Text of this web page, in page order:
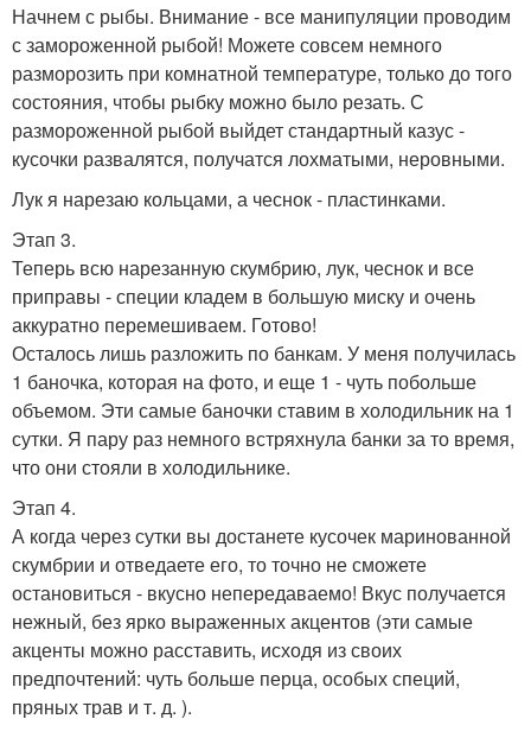
Начнем с рыбы. Внимание - все манипуляции проводим
с замороженной рыбой! Можете совсем немного
разморозить при комнатной температуре, только до того
состояния, чтобы рыбку можно было резать. С
размороженной рыбой выйдет стандартный казус -
кусочки развалятся, получатся лохматыми, неровными.
Лук я нарезаю кольцами, а чеснок - пластинками.
Этап 3.
Теперь всю нарезанную скумбрию, лук, чеснок и все
приправы - специи кладем в большую миску и очень
аккуратно перемешиваем. Готово!
Осталось лишь разложить по банкам. У меня получилась
1 баночка, которая на фото, и еще 1 - чуть побольше
объемом. Эти самые баночки ставим в холодильник на 1
сутки. Я пару раз немного встряхнула банки за то время,
что они стояли в холодильнике.
Этап 4.
А когда через сутки вы достанете кусочек маринованной
скумбрии и отведаете его, то точно не сможете
остановиться - вкусно непередаваемо! Вкус получается
нежный, без ярко выраженных акцентов (эти самые
акценты можно расставить, исходя из своих
предпочтений: чуть больше перца, особых специй,
пряных трав и т. д. ).